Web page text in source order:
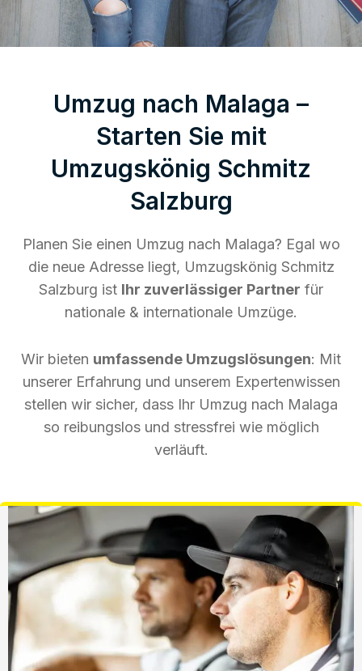
Umzug nach Malaga –
Starten Sie mit
Umzugskönig Schmitz
Salzburg
Planen Sie einen Umzug nach Malaga? Egal wo
die neue Adresse liegt, Umzugskönig Schmitz
Salzburg ist Ihr zuverlässiger Partner für
nationale & internationale Umzüge.
Wir bieten umfassende Umzugslösungen: Mit
unserer Erfahrung und unserem Expertenwissen
stellen wir sicher, dass Ihr Umzug nach Malaga
so reibungslos und stressfrei wie möglich
verläuft.